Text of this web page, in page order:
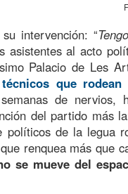
intervención: “
asistentes al acto
Palacio de Les
que rodean
de nervios,
del partido más
de la legua
renquea más que
se mueve del